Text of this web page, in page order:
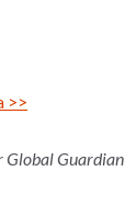
>>
Global Guardian